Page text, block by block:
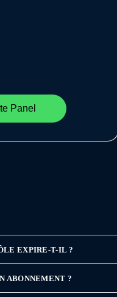
Panel
EXPIRE-T-IL ?
ABONNEMENT ?